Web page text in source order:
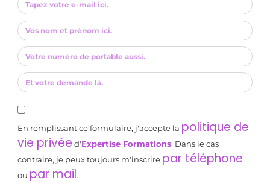
En remplissant ce formulaire, j'accepte la politique de
vie privée d'Expertise Formations. Dans le cas
contraire, je peux toujours m'inscrire par téléphone
ou par mail.